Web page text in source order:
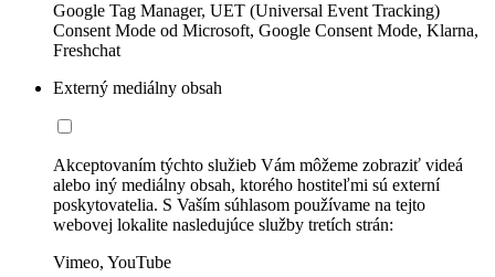
Google Tag Manager, UET (Universal Event Tracking)
Consent Mode od Microsoft, Google Consent Mode, Klarna,
Freshchat
Externý mediálny obsah
Akceptovaním týchto služieb Vám môžeme zobraziť videá
alebo iný mediálny obsah, ktorého hostiteľmi sú externí
poskytovatelia. S Vaším súhlasom používame na tejto
webovej lokalite nasledujúce služby tretích strán:
Vimeo, YouTube